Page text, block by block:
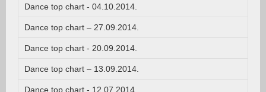
Dance top chart - 04.10.2014.
Dance top chart – 27.09.2014.
Dance top chart - 20.09.2014.
Dance top chart – 13.09.2014.
Dance top chart - 12.07.2014.